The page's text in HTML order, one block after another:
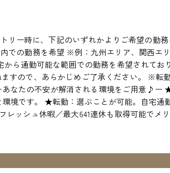
リー時に、下記のいずれかよりご希望の勤務
での勤務を希望 ※例：九州エリア、関西エ
ら通勤可能な範囲での勤務を希望されてお
すので、あらかじめご了承ください。 ※転
なたの不安が解消される環境をご用意♪ー
境です。 ★転勤：選ぶことが可能。自宅通
ッシュ休暇／最大641連休も取得可能でメ